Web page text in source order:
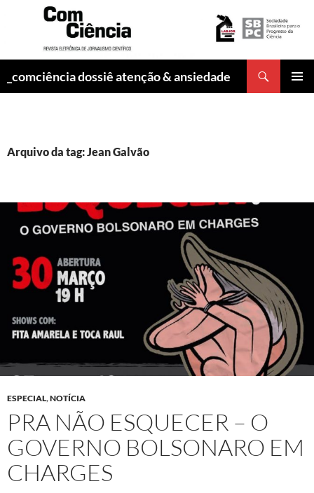
_comciência dossiê atenção & ansiedade
Arquivo da tag: Jean Galvão
ESPECIAL,NOTÍCIA
PRA NÃO ESQUECER – O
GOVERNO BOLSONARO EM
CHARGES